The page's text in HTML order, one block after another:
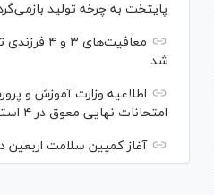
پایتخت به چرخه تولید
شد
اطلاعیه وزارت آموزش و
امتحانات نهایی معوق در ۴ استان جنوبی کشور
آغاز کمپین سلامت اربعین